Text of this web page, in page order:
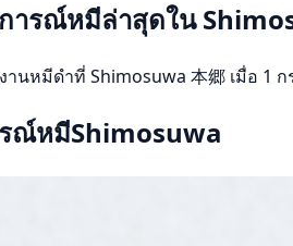
ารณ์หมีล่าสุดใน
านหมีดำที่ Shimosuwa 本郷 เมื่อ
ณ์หมีShimosuwa